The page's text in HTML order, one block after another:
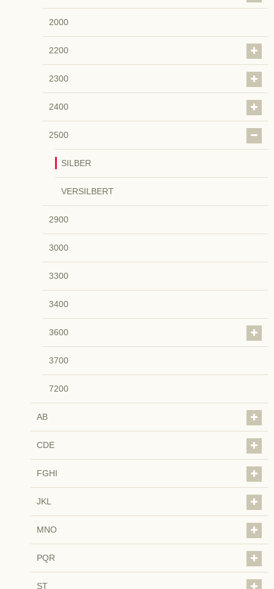
2000
2200
2300
2400
2500
SILBER
VERSILBERT
2900
3000
3300
3400
3600
3700
7200
AB
CDE
FGHI
JKL
MNO
PQR
ST